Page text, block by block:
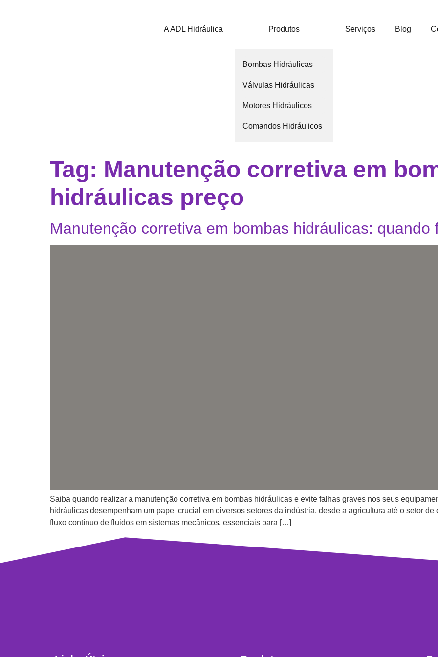
A ADL Hidráulica Produtos
Bombas Hidráulicas
Válvulas Hidráulicas
Motores Hidráulicos
Comandos Hidráulicos
Serviços Blog
Tag: Manutenção corretiva em
hidráulicas preço
Manutenção corretiva em bombas hidráulicas: quando
Saiba quando realizar a manutenção corretiva em bombas hidráulicas e evite falhas graves nos seus
hidráulicas desempenham um papel crucial em diversos setores da indústria, desde a agricultura até o setor
fluxo contínuo de fluidos em sistemas mecânicos, essenciais para […]